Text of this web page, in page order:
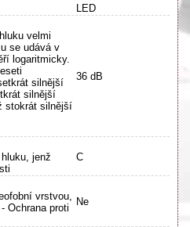
LED
velmi
se udává v
logaritmicky.
silnější
silnější
stokrát silnější
36 dB
jenž
C
vrstvou,
Ochrana proti
Ne